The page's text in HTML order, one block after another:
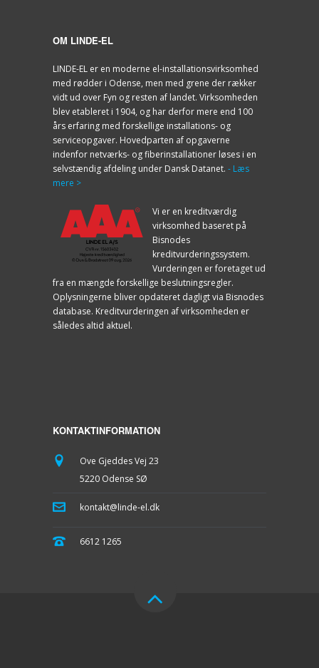
OM LINDE-EL
LINDE-EL er en moderne el-installationsvirksomhed
med rødder i Odense, men med grene der rækker
vidt ud over Fyn og resten af landet. Virksomheden
blev etableret i 1904, og har derfor mere end 100
års erfaring med forskellige installations- og
serviceopgaver. Hovedparten af opgaverne
indenfor netværks- og fiberinstallationer løses i en
selvstændig afdeling under Dansk Datanet. - Læs
mere >
Vi er en kreditværdig
virksomhed baseret på
Bisnodes
kreditvurderingssystem.
Vurderingen er foretaget ud
fra en mængde forskellige beslutningsregler.
Oplysningerne bliver opdateret dagligt via Bisnodes
database. Kreditvurderingen af virksomheden er
således altid aktuel.
KONTAKTINFORMATION
Ove Gjeddes Vej 23
5220 Odense SØ
kontakt@linde-el.dk
6612 1265